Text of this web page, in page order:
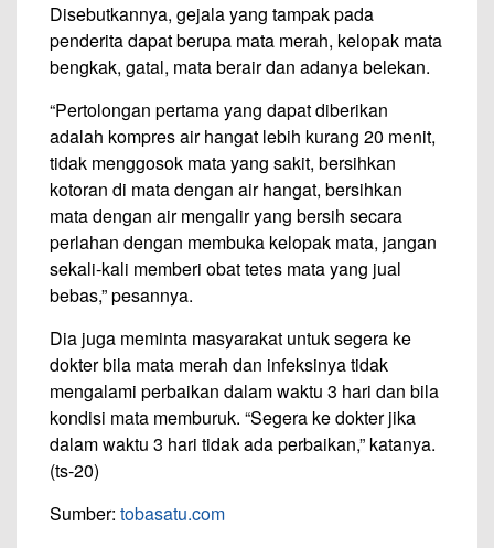
Disebutkannya, gejala yang tampak pada
penderita dapat berupa mata merah, kelopak mata
bengkak, gatal, mata berair dan adanya belekan.
“Pertolongan pertama yang dapat diberikan
adalah kompres air hangat lebih kurang 20 menit,
tidak menggosok mata yang sakit, bersihkan
kotoran di mata dengan air hangat, bersihkan
mata dengan air mengalir yang bersih secara
perlahan dengan membuka kelopak mata, jangan
sekali-kali memberi obat tetes mata yang jual
bebas,” pesannya.
Dia juga meminta masyarakat untuk segera ke
dokter bila mata merah dan infeksinya tidak
mengalami perbaikan dalam waktu 3 hari dan bila
kondisi mata memburuk. “Segera ke dokter jika
dalam waktu 3 hari tidak ada perbaikan,” katanya.
(ts-20)
Sumber: tobasatu.com